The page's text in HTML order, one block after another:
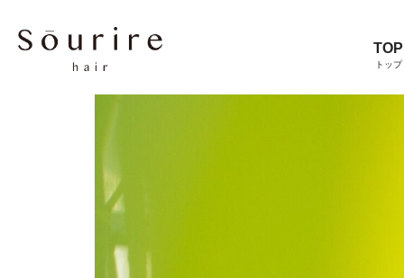
TOP
トップ